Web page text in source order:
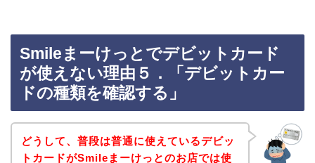
Smileまーけっとでデビットカード
が使えない理由５．「デビットカー
ドの種類を確認する」
どうして、普段は普通に使えているデビッ
トカードがSmileまーけっとのお店では使